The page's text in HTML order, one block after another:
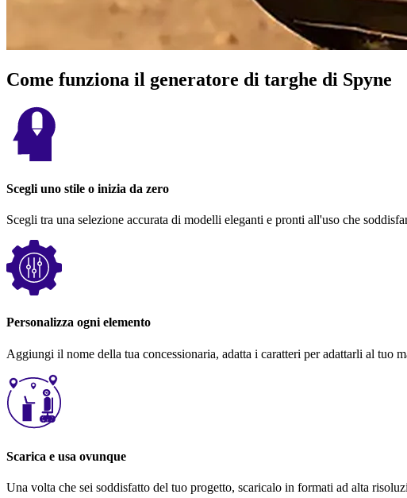
Come funziona il generatore di targhe di Spyne
Scegli uno stile o inizia da zero
Scegli tra una selezione accurata di modelli eleganti e pronti all'uso che
Personalizza ogni elemento
Aggiungi il nome della tua concessionaria, adatta i caratteri per adattarli al
Scarica e usa ovunque
Una volta che sei soddisfatto del tuo progetto, scaricalo in formati ad alta